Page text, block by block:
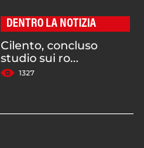
DENTRO LA NOTIZIA
Cilento, concluso
studio sui ro...
1327